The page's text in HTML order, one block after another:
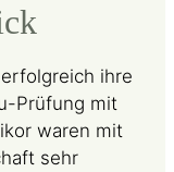
ihre
Prüfung mit
waren mit
sehr